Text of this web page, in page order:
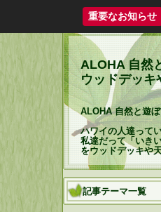
重要なお知らせ
ALOHA 自然
ウッドデッ
ALOHA 自然と遊
ハワイの人達って
私達だって「いき
をウッドデッキや
記事テーマ一覧